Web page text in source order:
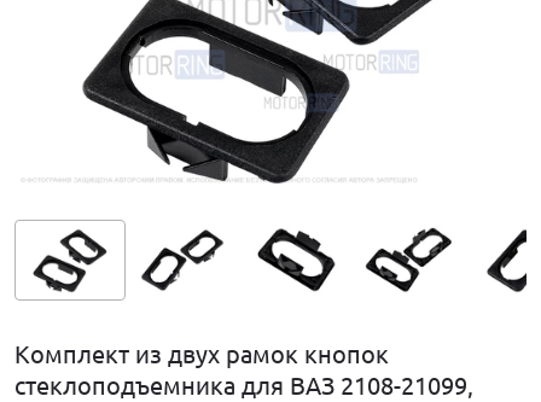
Комплект из двух рамок кнопок
стеклоподъемника для ВАЗ 2108-21099,